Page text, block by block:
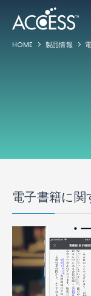
HOME 製品情報
電子書籍に